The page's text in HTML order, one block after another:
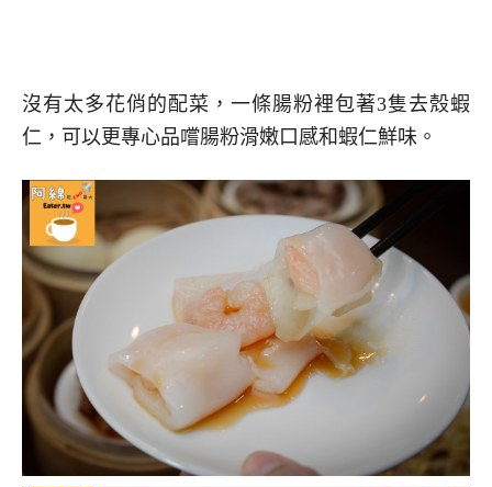
沒有太多花俏的配菜，一條腸粉裡包著3隻去殼蝦
仁，可以更專心品嚐腸粉滑嫩口感和蝦仁鮮味。